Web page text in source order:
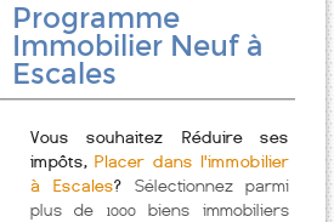
Programme
Immobilier Neuf à
Escales
Vous souhaitez Réduire ses
impôts,Placer dans l'immobilier
à Escales? Sélectionnez parmi
plus de 1000 biens immobiliers